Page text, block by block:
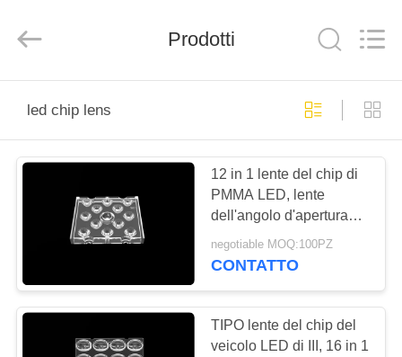
PRODOTTI
VISITA
Technology
Prodotti
led chip lens
12 in 1 lente del chip di
PMMA LED, lente
dell'angolo d'apertura
60° multi LED per
illuminazione di
negotiable MOQ:100PZ
CONTATTO
TIPO lente del chip del
veicolo LED di III, 16 in 1